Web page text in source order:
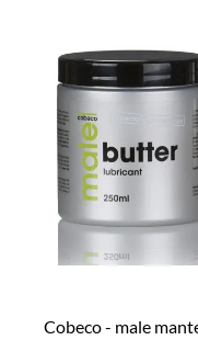
cobeco - male manteca